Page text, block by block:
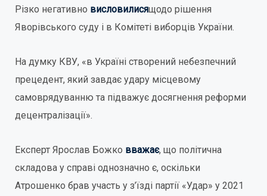
Різко негативно висловилисящодо рішення
Яворівського суду і в Комітеті виборців України.
На думку КВУ, «в Україні створений небезпечний
прецедент, який завдає удару місцевому
самоврядуванню та підважує досягнення реформи
децентралізації».
Експерт Ярослав Божко вважає, що політична
складова у справі однозначно є, оскільки
Атрошенко брав участь у з’їзді партії «Удар» у 2021